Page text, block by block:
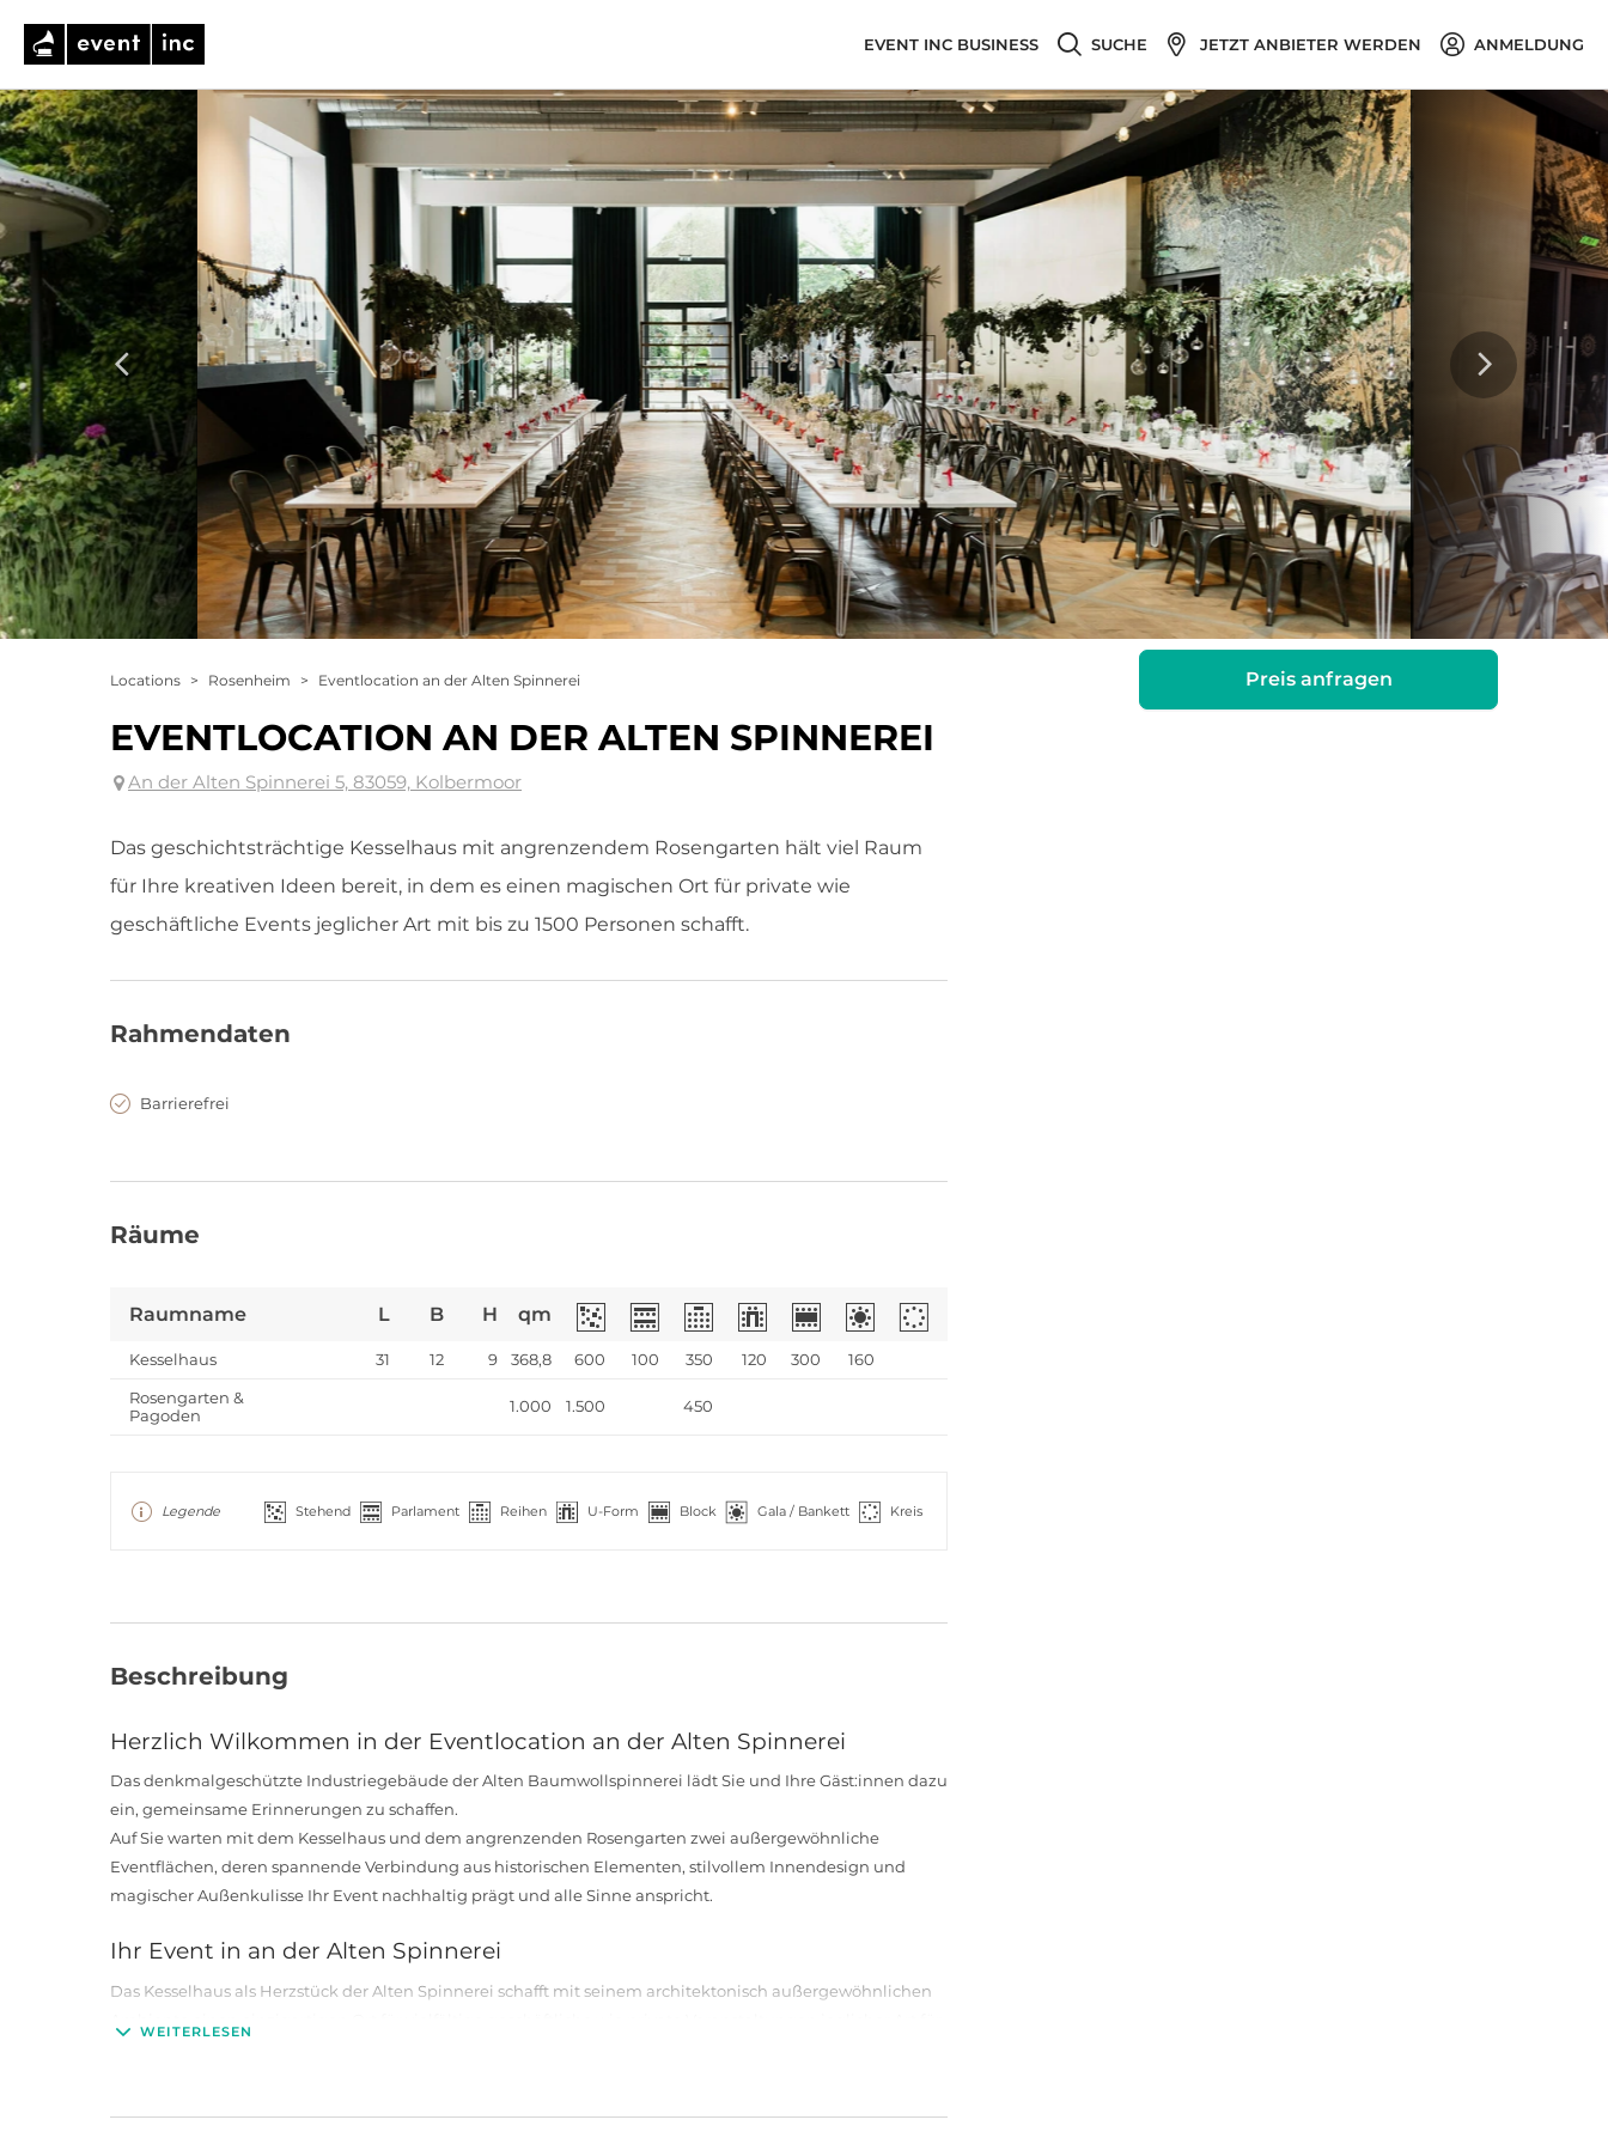
EVENT INC BUSINESS SUCHE JETZT ANBIETER WERDEN ANMELDUNG
Locations > Rosenheim > Eventlocation an der Alten Spinnerei Preis anfragen
EVENTLOCATION AN DER ALTEN SPINNEREI
An der Alten Spinnerei 5, 83059, Kolbermoor
Das geschichtsträchtige Kesselhaus mit angrenzendem Rosengarten hält viel Raum
für Ihre kreativen Ideen bereit, in dem es einen magischen Ort für private wie
geschäftliche Events jeglicher Art mit bis zu 1500 Personen schafft.
Rahmendaten
Barrierefrei
Räume
Raumname L B H qm
Kesselhaus 31 12 9 368,8 600 100 350 120 300
160
Rosengarten &
Pagoden
1.000 1.500 450
Legende Stehend Parlament Reihen U-Form Block Gala / Bankett Kreis
Beschreibung
Herzlich Wilkommen in der Eventlocation an der Alten Spinnerei
Das denkmalgeschützte Industriegebäude der Alten Baumwollspinnerei lädt Sie und Ihre Gäst:innen dazu
ein, gemeinsame Erinnerungen zu schaffen.
Auf Sie warten mit dem Kesselhaus und dem angrenzenden Rosengarten zwei außergewöhnliche
Eventflächen, deren spannende Verbindung aus historischen Elementen, stilvollem Innendesign und
magischer Außenkulisse Ihr Event nachhaltig prägt und alle Sinne anspricht.
Ihr Event in an der Alten Spinnerei
Das Kesselhaus als Herzstück der Alten Spinnerei schafft mit seinem architektonisch außergewöhnlichen
WEITERLESEN